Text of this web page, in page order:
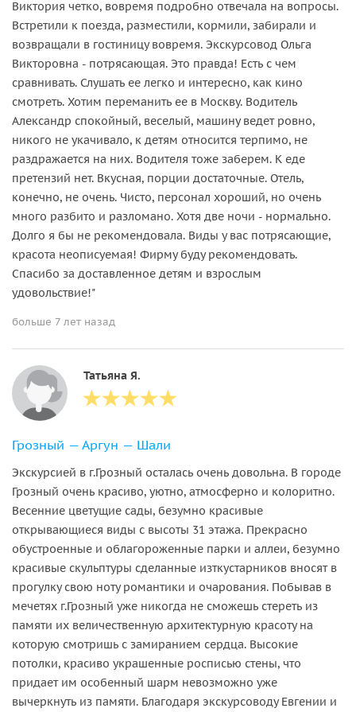
Виктория четко, вовремя подробно отвечала на вопросы.
Встретили к поезда, разместили, кормили, забирали и
возвращали в гостиницу вовремя. Экскурсовод Ольга
Викторовна - потрясающая. Это правда! Есть с чем
сравнивать. Слушать ее легко и интересно, как кино
смотреть. Хотим переманить ее в Москву. Водитель
Александр спокойный, веселый, машину ведет ровно,
никого не укачивало, к детям относится терпимо, не
раздражается на них. Водителя тоже заберем. К еде
претензий нет. Вкусная, порции достаточные. Отель,
конечно, не очень. Чисто, персонал хороший, но очень
много разбито и разломано. Хотя две ночи - нормально.
Долго я бы не рекомендовала. Виды у вас потрясающие,
красота неописуемая! Фирму буду рекомендовать.
Спасибо за доставленное детям и взрослым
удовольствие!"
больше 7 лет назад
Татьяна Я.
Грозный — Аргун — Шали
Экскурсией в г.Грозный осталась очень довольна. В городе
Грозный очень красиво, уютно, атмосферно и колоритно.
Весенние цветущие сады, безумно красивые
открывающиеся виды с высоты 31 этажа. Прекрасно
обустроенные и облагороженные парки и аллеи, безумно
красивые скульптуры сделанные изткустарников вносят в
прогулку свою ноту романтики и очарования. Побывав в
мечетях г.Грозный уже никогда не сможешь стереть из
памяти их величественную архитектурную красоту на
которую смотришь с замиранием сердца. Высокие
потолки, красиво украшенные росписью стены, что
придает им особенный шарм невозможно уже
вычеркнуть из памяти. Благодаря экскурсоводу Евгении и